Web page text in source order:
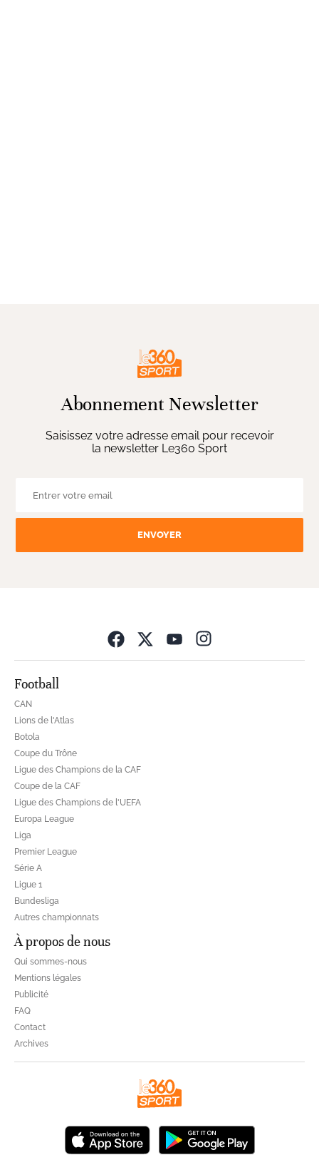
Abonnement Newsletter
Saisissez votre adresse email pour recevoir
la newsletter Le360 Sport
ENVOYER
Football
CAN
Lions de l'Atlas
Botola
Coupe du Trône
Ligue des Champions de la CAF
Coupe de la CAF
Ligue des Champions de l'UEFA
Europa League
Liga
Premier League
Série A
Ligue 1
Bundesliga
Autres championnats
À propos de nous
Qui sommes-nous
Mentions légales
Publicité
FAQ
Contact
Archives